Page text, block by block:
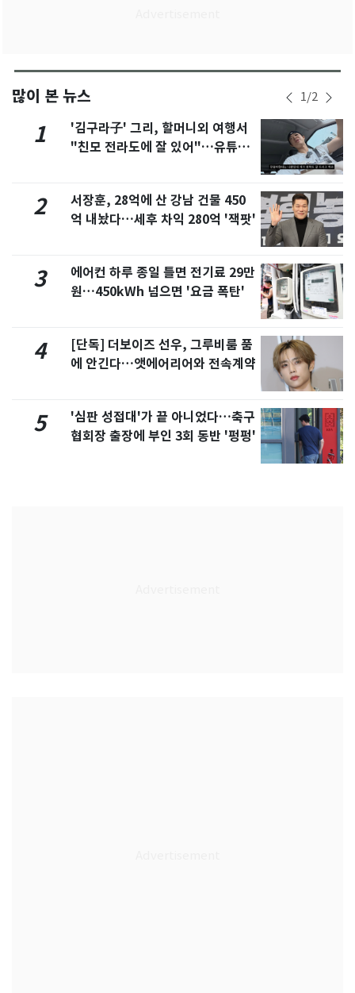
많이 본 뉴스 1/2
1
'김구라子' 그리, 할머니외 여행서
"친모 전라도에 잘 있어"…유튜브
2
서장훈, 28억에 산 강남 건물 450
억 내놨다…세후 차익 280억 '잭팟'
3
에어컨 하루 종일 틀면 전기료 29만
원…450kWh 넘으면 '요금 폭탄'
4
[단독] 더보이즈 선우, 그루비룸 품
에 안긴다…앳에어리어와 전속계약
5
'심판 성접대'가 끝 아니었다…축구
협회장 출장에 부인 3회 동반 '펑펑'